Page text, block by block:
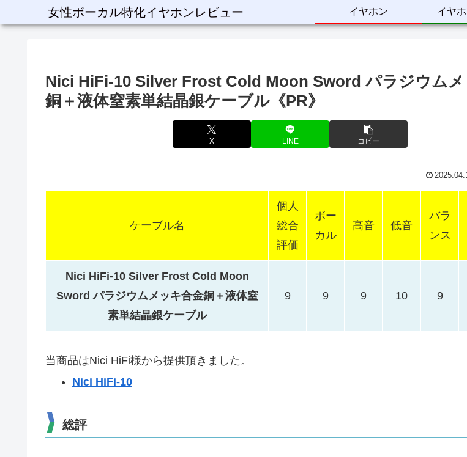
女性ボーカル特化イヤホンレビュー イヤホン イヤ
Nici HiFi-10 Silver Frost Cold Moon Sword パラジウム
銅＋液体窒素単結晶銀ケーブル《PR》
X LINE コピー
ケーブル名
個人
総合
評価
ボー
カル
高音 低音
バラ
ンス
Nici HiFi-10 Silver Frost Cold Moon
Sword パラジウムメッキ合金銅＋液体窒
素単結晶銀ケーブル
9 9 9 10 9
当商品はNici HiFi様から提供頂きました。
Nici HiFi-10
総評